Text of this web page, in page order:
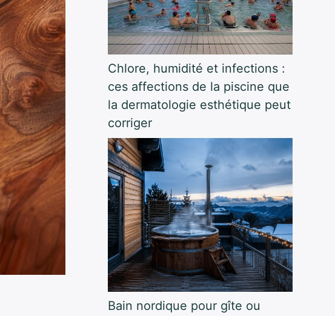
Chlore, humidité et infections :
ces affections de la piscine que
la dermatologie esthétique peut
corriger
Bain nordique pour gîte ou